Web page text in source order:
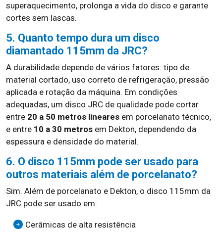
superaquecimento, prolonga a vida do disco e garante
cortes sem lascas.
5. Quanto tempo dura um disco
diamantado 115mm da JRC?
A durabilidade depende de vários fatores: tipo de
material cortado, uso correto de refrigeração, pressão
aplicada e rotação da máquina. Em condições
adequadas, um disco JRC de qualidade pode cortar
entre 20 a 50 metros lineares em porcelanato técnico,
e entre 10 a 30 metros em Dekton, dependendo da
espessura e densidade do material.
6. O disco 115mm pode ser usado para
outros materiais além de porcelanato?
Sim. Além de porcelanato e Dekton, o disco 115mm da
JRC pode ser usado em:
Cerâmicas de alta resistência